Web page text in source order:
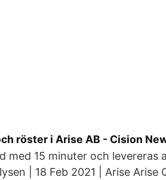
röster i Arise AB - Cision
15 minuter och levereras
| 18 Feb 2021 | Arise